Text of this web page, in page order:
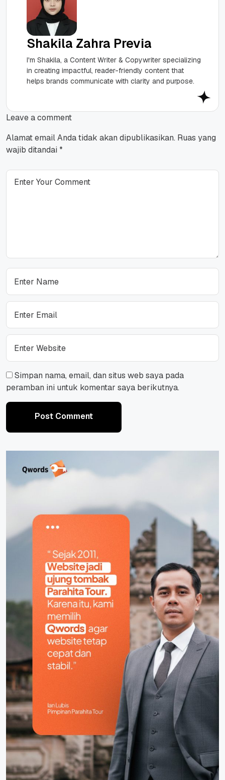
Shakila Zahra Previa
I'm Shakila, a Content Writer & Copywriter specializing
in creating impactful, reader-friendly content that
helps brands communicate with clarity and purpose.
Leave a comment
Alamat email Anda tidak akan dipublikasikan. Ruas yang
wajib ditandai *
Simpan nama, email, dan situs web saya pada
peramban ini untuk komentar saya berikutnya.
Post Comment